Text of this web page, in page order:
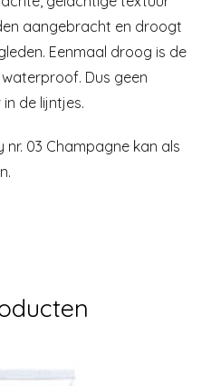
aangebracht en droogt
Eenmaal droog is de
Dus geen
de lijntjes.
nr. 03 Champagne kan als